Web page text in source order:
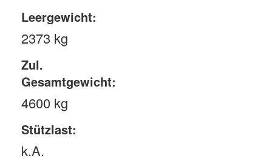
Leergewicht:
2373 kg
Zul.
Gesamtgewicht:
4600 kg
Stützlast:
k.A.